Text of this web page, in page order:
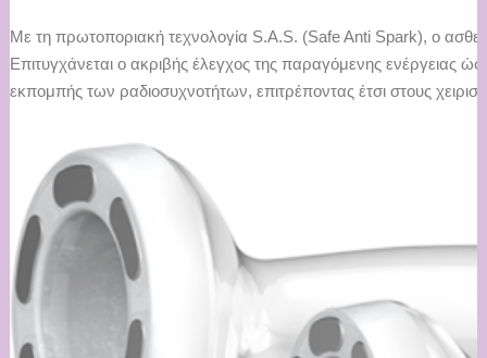
Με τη πρωτοποριακή τεχνολογία S.A.S. (Safe Anti Spark), ο
Επιτυγχάνεται ο ακριβής έλεγχος της παραγόμενης ενέργειας
εκπομπής των ραδιοσυχνοτήτων, επιτρέποντας έτσι στους